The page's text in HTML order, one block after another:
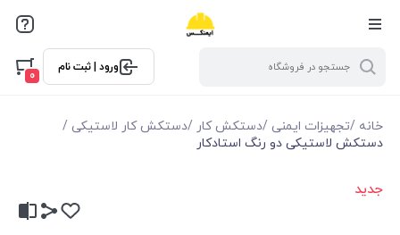
ورود | ثبت نام
0
خانه /تجهیزات ایمنی /دستکش کار /دستکش کار لاستیکی /
دستکش لاستیکی دو رنگ استادکار
جدید